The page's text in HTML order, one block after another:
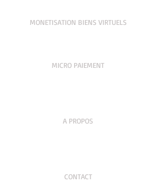
MONETISATION BIENS VIRTUELS
MICRO PAIEMENT
A PROPOS
CONTACT